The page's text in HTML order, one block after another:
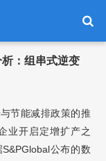
：组串式逆变
节能减排政策的推
业开启定增扩产之
公布的数